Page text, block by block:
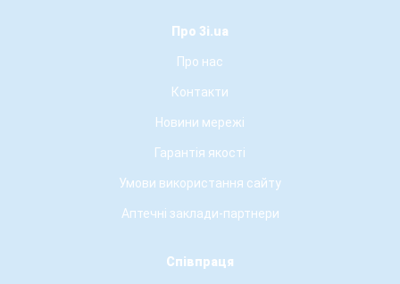
Про 3i.ua
Про нас
Контакти
Новини мережі
Гарантія якості
Умови використання сайту
Аптечні заклади-партнери
Співпраця